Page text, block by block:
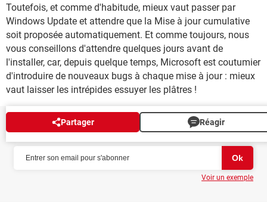
Toutefois, et comme d'habitude, mieux vaut passer par
Windows Update et attendre que la Mise à jour cumulative
soit proposée automatiquement. Et comme toujours, nous
vous conseillons d'attendre quelques jours avant de
l'installer, car, depuis quelque temps, Microsoft est coutumier
d'introduire de nouveaux bugs à chaque mise à jour : mieux
vaut laisser les intrépides essuyer les plâtres !
Partager Réagir
NEWSLETTER
Voir un exemple